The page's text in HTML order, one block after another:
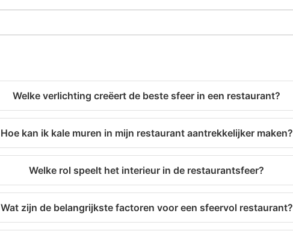
Welke verlichting creëert de beste sfeer in een restaurant?
Hoe kan ik kale muren in mijn restaurant aantrekkelijker maken?
Welke rol speelt het interieur in de restaurantsfeer?
Wat zijn de belangrijkste factoren voor een sfeervol restaurant?